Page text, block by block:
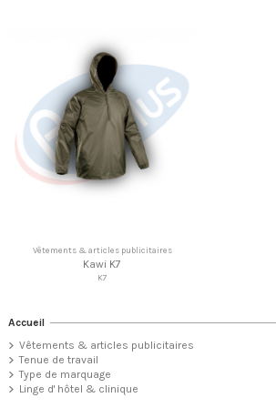
Vêtements & articles publicitaires
Kawi K7
K7
Accueil
Vêtements & articles publicitaires
Tenue de travail
Type de marquage
Linge d' hôtel & clinique